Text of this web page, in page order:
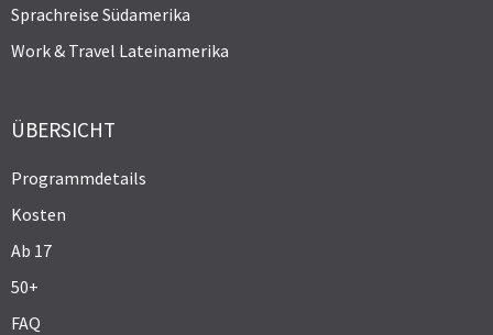
Sprachreise Südamerika
Work & Travel Lateinamerika
ÜBERSICHT
Programmdetails
Kosten
Ab 17
50+
FAQ